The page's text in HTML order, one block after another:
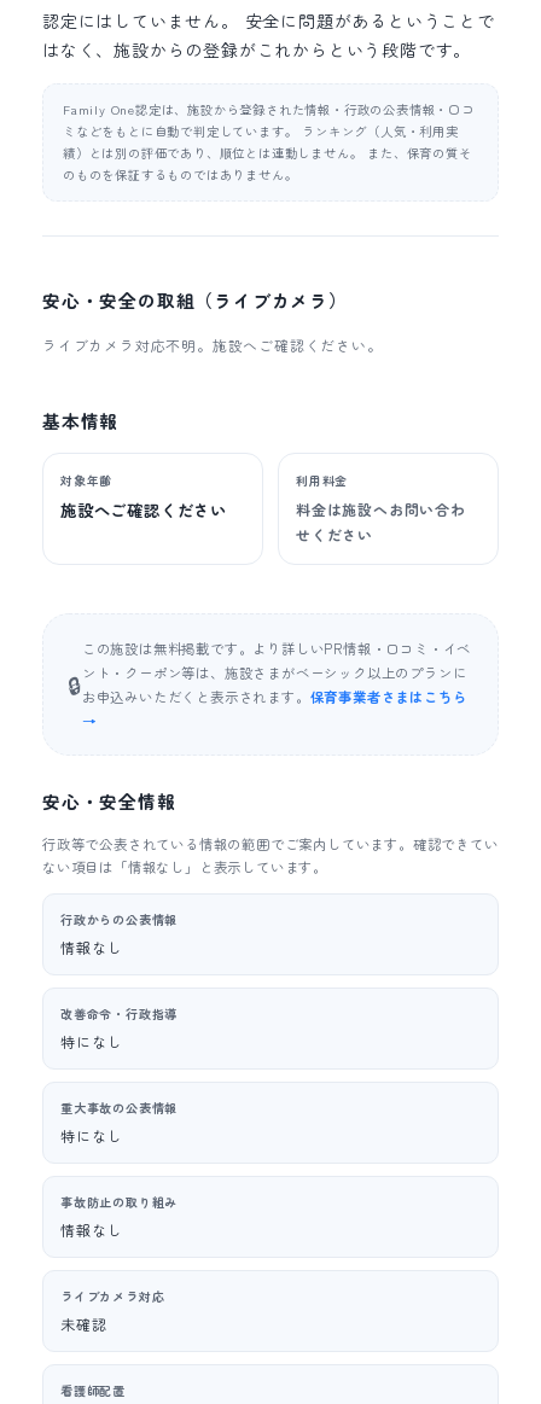
認定にはしていません。 安全に問題があるということで
はなく、施設からの登録がこれからという段階です。
Family One認定は、施設から登録された情報・行政の公表情報・口コ
ミなどをもとに自動で判定しています。 ランキング（人気・利用実
績）とは別の評価であり、順位とは連動しません。 また、保育の質そ
のものを保証するものではありません。
安心・安全の取組（ライブカメラ）
ライブカメラ対応不明。施設へご確認ください。
基本情報
対象年齢
施設へご確認ください
利用料金
料金は施設へお問い合わ
せください
🔒
この施設は無料掲載です。より詳しいPR情報・口コミ・イベ
ント・クーポン等は、施設さまがベーシック以上のプランに
お申込みいただくと表示されます。 保育事業者さまはこちら
→
安心・安全情報
行政等で公表されている情報の範囲でご案内しています。確認できてい
ない項目は「情報なし」と表示しています。
行政からの公表情報
情報なし
改善命令・行政指導
特になし
重大事故の公表情報
特になし
事故防止の取り組み
情報なし
ライブカメラ対応
未確認
看護師配置